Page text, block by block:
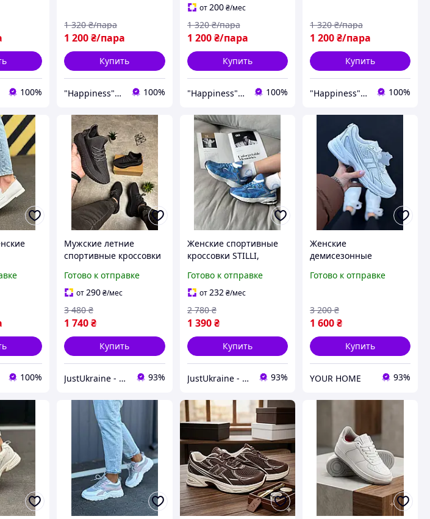
100%
1 200₴/пара
1 320 ₴/пара
Купить
"Happiness" shop 100%
от200 ₴/мес
1 200 ₴/пара
1 320 ₴/пара
Купить
"Happiness" shop 100%
1 200₴/пара
1 320 ₴/пара
Купить
"Happiness" shop 100%
100%
Мужские летние
спортивные кроссовки
кроссовки для бега,
мужская спортивная
обувь
Готово к отправке
от290₴/мес
1 740₴
3 480 ₴
Купить
JustUkraine - интернет магазин мужской и женской обуви 93%
Женские спортивные
кроссовки STILLI,
бега, женская
демисезонная
спортивная обувь
Готово к отправке
от232 ₴/мес
1 390 ₴
2 780 ₴
Купить
JustUkraine - интернет магазин мужской и женской обуви 93%
Женские
демисезонные
женские кроссовки для
спортивная обувь для
девушек
Готово к отправке
1 600₴
3 200 ₴
Купить
YOUR HOME 93%